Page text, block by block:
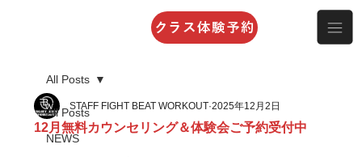
クラス体験予約
All Posts
NEWS
All Posts
12月無料カウンセリング＆体験会ご予約受付中
STAFF FIGHT BEAT WORKOUT 2025年12月2日